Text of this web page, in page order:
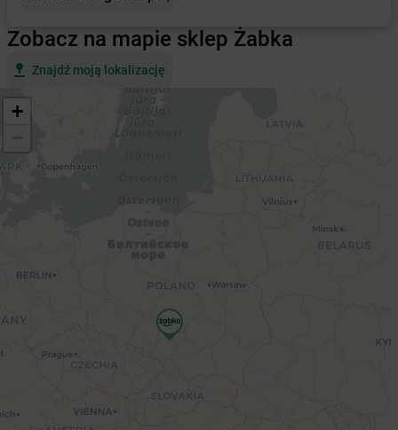
Zobacz na mapie sklep Żabka
Znajdź moją lokalizację
+